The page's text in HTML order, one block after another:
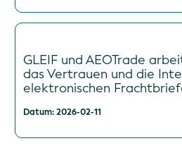
GLEIF und AEOTrade
das Vertrauen und die
elektronischen
Datum: 2026-02-11